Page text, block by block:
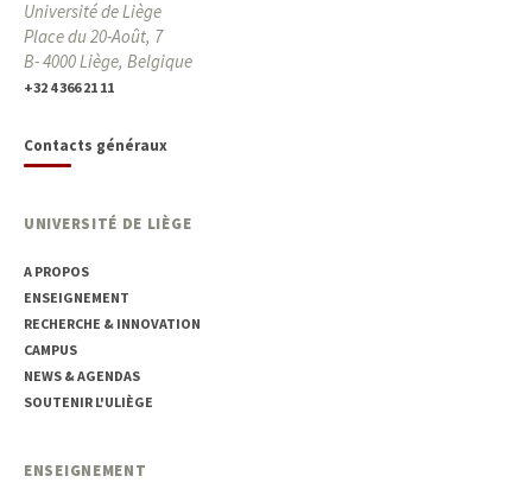
Université de Liège
Place du 20-Août, 7
B- 4000 Liège, Belgique
+32 4 366 21 11
Contacts généraux
UNIVERSITÉ DE LIÈGE
A PROPOS
ENSEIGNEMENT
RECHERCHE & INNOVATION
CAMPUS
NEWS & AGENDAS
SOUTENIR L'ULIÈGE
ENSEIGNEMENT